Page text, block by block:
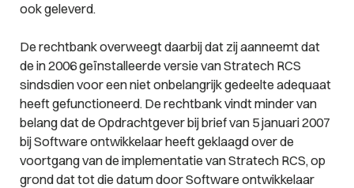
ook geleverd.
De rechtbank overweegt daarbij dat zij aanneemt dat
de in 2006 geïnstalleerde versie van Stratech RCS
sindsdien voor een niet onbelangrijk gedeelte adequaat
heeft gefunctioneerd. De rechtbank vindt minder van
belang dat de Opdrachtgever bij brief van 5 januari 2007
bij Software ontwikkelaar heeft geklaagd over de
voortgang van de implementatie van Stratech RCS, op
grond dat tot die datum door Software ontwikkelaar